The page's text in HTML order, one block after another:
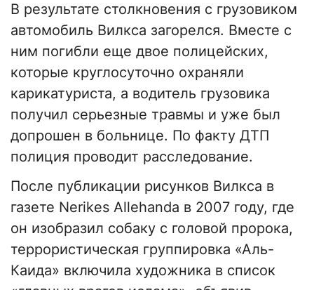
В результате столкновения с грузовиком
автомобиль Вилкса загорелся. Вместе с
ним погибли еще двое полицейских,
которые круглосуточно охраняли
карикатуриста, а водитель грузовика
получил серьезные травмы и уже был
допрошен в больнице. По факту ДТП
полиция проводит расследование.
После публикации рисунков Вилкса в
газете Nerikes Allehanda в 2007 году, где
он изобразил собаку с головой пророка,
террористическая группировка «Аль-
Каида» включила художника в список